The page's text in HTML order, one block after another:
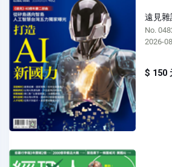
遠見
No.
2026-
$ 150